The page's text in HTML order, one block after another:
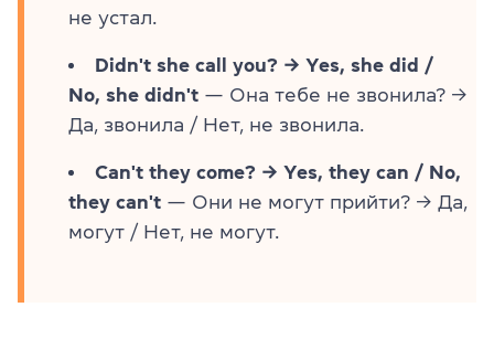
не устал.
Didn't she call you? → Yes, she did /
No, she didn't — Она тебе не звонила? →
Да, звонила / Нет, не звонила.
Can't they come? → Yes, they can / No,
they can't — Они не могут прийти? → Да,
могут / Нет, не могут.